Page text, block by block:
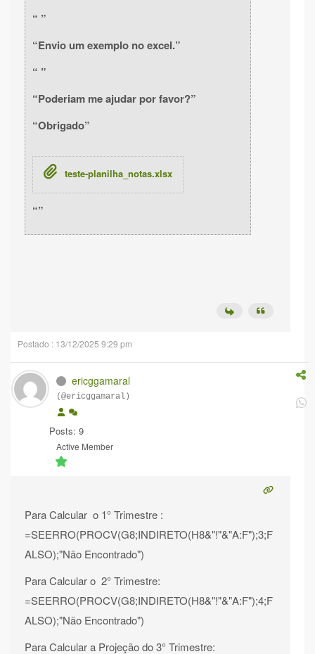
Envio um exemplo no excel.
Poderiam me ajudar por favor?
Obrigado
teste-planilha_notas.xlsx
Postado : 13/12/2025 9:29 pm
ericggamaral
(@ericggamaral)
Posts: 9
Active Member
Para Calcular o 1° Trimestre :
=SEERRO(PROCV(G8;INDIRETO(H8&"!"&"A:F");3;F
ALSO);"Não Encontrado")
Para Calcular o 2° Trimestre:
=SEERRO(PROCV(G8;INDIRETO(H8&"!"&"A:F");4;F
ALSO);"Não Encontrado")
Para Calcular a Projeção do 3° Trimestre: